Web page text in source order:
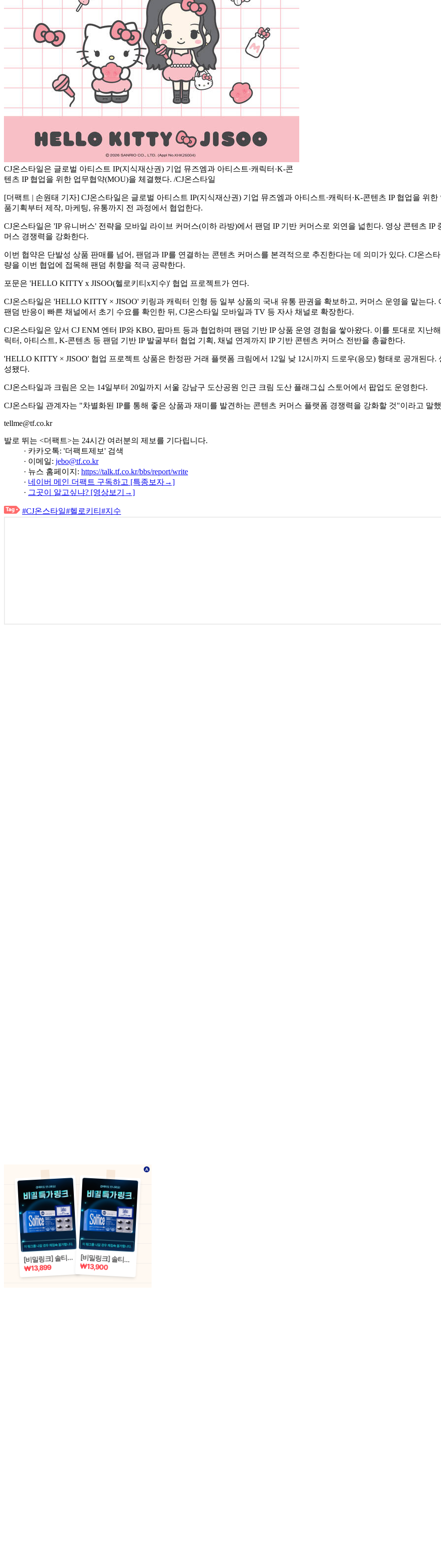
CJ온스타일은 글로벌 아티스트 IP(지식재산권) 기업 뮤즈엠과 아티스트·캐릭터·K-콘
텐츠 IP 협업을 위한 업무협약(MOU)을 체결했다. /CJ온스타일
[더팩트 | 손원태 기자] CJ온스타일은 글로벌 아티스트 IP(지식재산권) 기업 뮤즈엠과 아티스트·캐릭터·K-콘텐츠 IP 협업을 위
품기획부터 제작, 마케팅, 유통까지 전 과정에서 협업한다.
CJ온스타일은 'IP 유니버스' 전략을 모바일 라이브 커머스(이하 라방)에서 팬덤 IP 기반 커머스로 외연을 넓힌다. 영상 콘텐츠
머스 경쟁력을 강화한다.
이번 협약은 단발성 상품 판매를 넘어, 팬덤과 IP를 연결하는 콘텐츠 커머스를 본격적으로 추진한다는 데 의미가 있다. CJ온스
량을 이번 협업에 접목해 팬덤 취향을 적극 공략한다.
포문은 'HELLO KITTY x JISOO(헬로키티x지수)' 협업 프로젝트가 연다.
CJ온스타일은 'HELLO KITTY × JISOO' 키링과 캐릭터 인형 등 일부 상품의 국내 유통 판권을 확보하고, 커머스 운영을 맡는
팬덤 반응이 빠른 채널에서 초기 수요를 확인한 뒤, CJ온스타일 모바일과 TV 등 자사 채널로 확장한다.
CJ온스타일은 앞서 CJ ENM 엔터 IP와 KBO, 팝마트 등과 협업하며 팬덤 기반 IP 상품 운영 경험을 쌓아왔다. 이를 토대로 지난
릭터, 아티스트, K-콘텐츠 등 팬덤 기반 IP 발굴부터 협업 기획, 채널 연계까지 IP 기반 콘텐츠 커머스 전반을 총괄한다.
'HELLO KITTY × JISOO' 협업 프로젝트 상품은 한정판 거래 플랫폼 크림에서 12일 낮 12시까지 드로우(응모) 형태로 공개된다
성됐다.
CJ온스타일과 크림은 오는 14일부터 20일까지 서울 강남구 도산공원 인근 크림 도산 플래그십 스토어에서 팝업도 운영한다.
CJ온스타일 관계자는 "차별화된 IP를 통해 좋은 상품과 재미를 발견하는 콘텐츠 커머스 플랫폼 경쟁력을 강화할 것"이라고 말
tellme@tf.co.kr
발로 뛰는 <더팩트>는 24시간 여러분의 제보를 기다립니다.
· 카카오톡: '더팩트제보' 검색
· 이메일: jebo@tf.co.kr
· 뉴스 홈페이지: https://talk.tf.co.kr/bbs/report/write
· 네이버 메인 더팩트 구독하고 [특종보자→]
· 그곳이 알고싶냐? [영상보기→]
#CJ온스타일#헬로키티 #지수